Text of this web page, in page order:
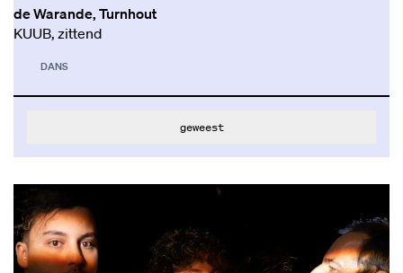
de Warande, Turnhout
KUUB, zittend
DANS
geweest